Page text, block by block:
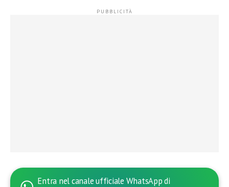
Entra nel canale ufficiale WhatsApp di